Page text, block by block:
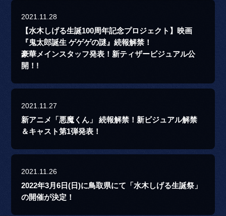
2021.11.28
【水木しげる生誕100周年記念プロジェクト】映画
『鬼太郎誕生 ゲゲゲの謎』続報解禁！
豪華メインスタッフ発表！新ティザービジュアル公
開！!
2021.11.27
新アニメ「悪魔くん」 続報解禁！新ビジュアル解禁
＆キャスト第1弾発表！
2021.11.26
2022年3月6日(日)に鳥取県にて「水木しげる生誕祭」
の開催が決定！